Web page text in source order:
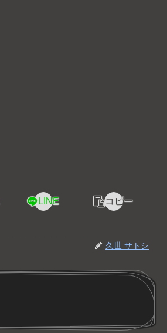
LINE コピー
久世 サトシ